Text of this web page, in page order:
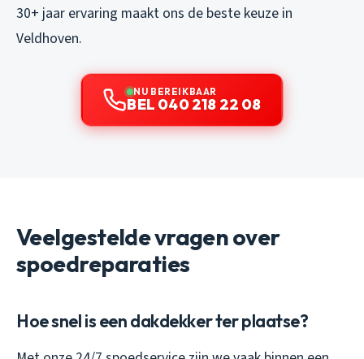
30+ jaar ervaring maakt ons de beste keuze in
Veldhoven.
NU BEREIKBAAR
BEL 040 218 22 08
Veelgestelde vragen over
spoedreparaties
Hoe snel is een dakdekker ter plaatse?